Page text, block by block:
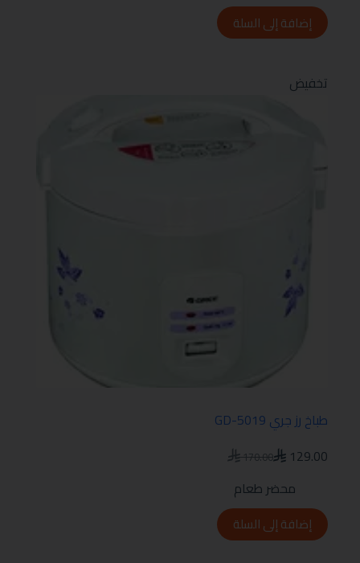
إضافة إلى السلة
تخفيض
طباخ رز جري GD-5019
170.00
129.00
محضر طعام
إضافة إلى السلة